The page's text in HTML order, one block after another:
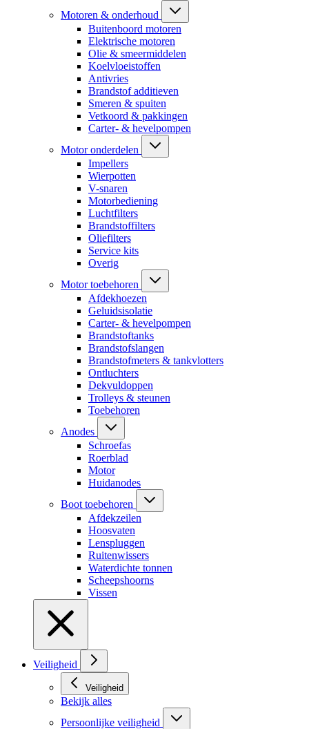
Motoren & onderhoud
Buitenboord motoren
Elektrische motoren
Olie & smeermiddelen
Koelvloeistoffen
Antivries
Brandstof additieven
Smeren & spuiten
Vetkoord & pakkingen
Carter- & hevelpompen
Motor onderdelen
Impellers
Wierpotten
V-snaren
Motorbediening
Luchtfilters
Brandstoffilters
Oliefilters
Service kits
Overig
Motor toebehoren
Afdekhoezen
Geluidsisolatie
Carter- & hevelpompen
Brandstoftanks
Brandstofslangen
Brandstofmeters & tankvlotters
Ontluchters
Dekvuldoppen
Trolleys & steunen
Toebehoren
Anodes
Schroefas
Roerblad
Motor
Huidanodes
Boot toebehoren
Afdekzeilen
Hoosvaten
Lenspluggen
Ruitenwissers
Waterdichte tonnen
Scheepshoorns
Vissen
Veiligheid
Veiligheid
Bekijk alles
Persoonlijke veiligheid